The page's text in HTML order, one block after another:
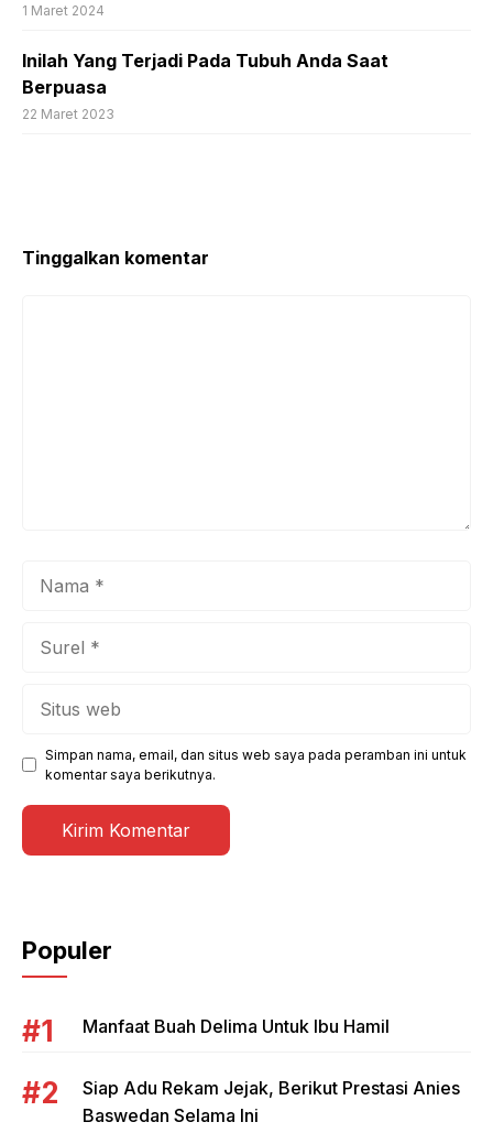
1 Maret 2024
Inilah Yang Terjadi Pada Tubuh Anda Saat
Berpuasa
22 Maret 2023
Tinggalkan komentar
Simpan nama, email, dan situs web saya pada peramban ini untuk
komentar saya berikutnya.
Populer
Manfaat Buah Delima Untuk Ibu Hamil
Siap Adu Rekam Jejak, Berikut Prestasi Anies
Baswedan Selama Ini